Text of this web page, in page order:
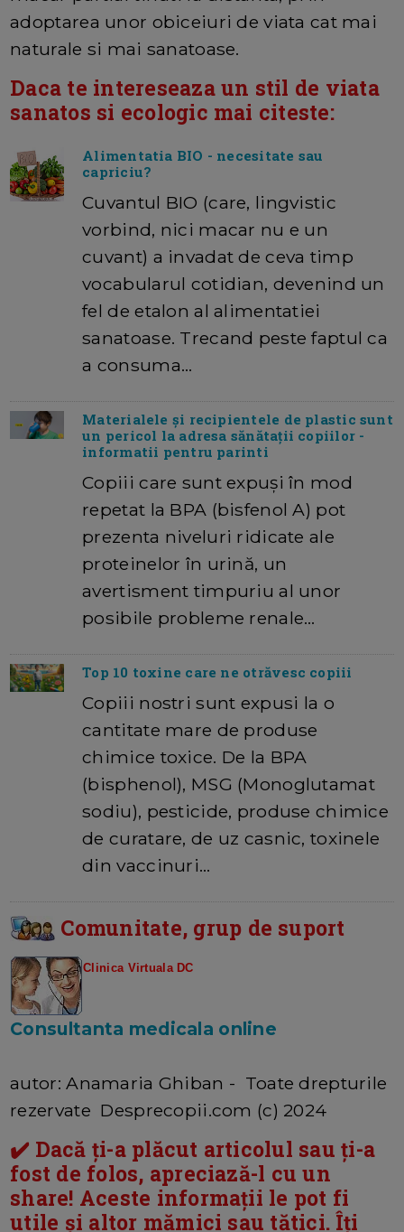
adoptarea unor obiceiuri de viata cat mai
naturale si mai sanatoase.
Daca te intereseaza un stil de viata
sanatos si ecologic mai citeste:
Alimentatia BIO - necesitate sau
capriciu?
Cuvantul BIO (care, lingvistic
vorbind, nici macar nu e un
cuvant) a invadat de ceva timp
vocabularul cotidian, devenind un
fel de etalon al alimentatiei
sanatoase. Trecand peste faptul ca
a consuma…
Materialele și recipientele de plastic sunt
un pericol la adresa sănătații copiilor -
informatii pentru parinti
Copiii care sunt expuși în mod
repetat la BPA (bisfenol A) pot
prezenta niveluri ridicate ale
proteinelor în urină, un
avertisment timpuriu al unor
posibile probleme renale…
Top 10 toxine care ne otrăvesc copiii
Copiii nostri sunt expusi la o
cantitate mare de produse
chimice toxice. De la BPA
(bisphenol), MSG (Monoglutamat
sodiu), pesticide, produse chimice
de curatare, de uz casnic, toxinele
din vaccinuri…
Comunitate, grup de suport
Clinica Virtuala DC
Consultanta medicala online
autor: Anamaria Ghiban - Toate drepturile
rezervate Desprecopii.com (c) 2024
✔️ Dacă ți-a plăcut articolul sau ți-a
fost de folos, apreciază-l cu un
share! Aceste informații le pot fi
utile și altor mămici sau tătici. Îți